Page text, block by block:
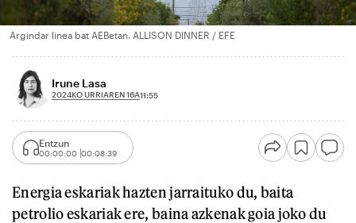
Argindar linea bat AEBetan. ALLISON DINNER / EFE
Irune Lasa
2024KO URRIAREN 16A11:55
Entzun
00:00:00 00:08:39
Energia eskariak hazten jarraituko du, baita
petrolio eskariak ere, baina azkenak goia joko du